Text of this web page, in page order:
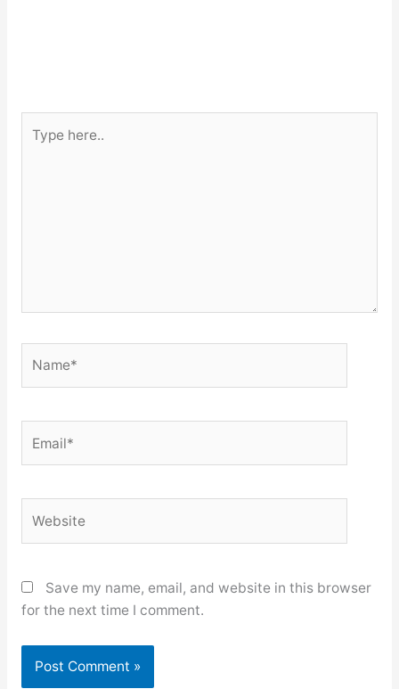
here..
Save my name, email, and website in this browser
for the next time I comment.